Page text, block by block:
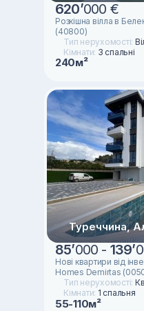
620’000 €
Розкішна вілла в
(40800)
Тип нерухомості:
Кімнати: 3 спальні
240м²
Туреччина,
85’000 - 139’
Новi квартири вiд
Homes Demirtas
Тип нерухомості:
Кімнати: 1 спальня
55-110м²